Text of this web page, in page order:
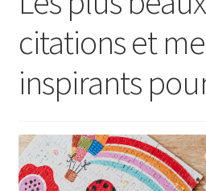
citations et
inspirants